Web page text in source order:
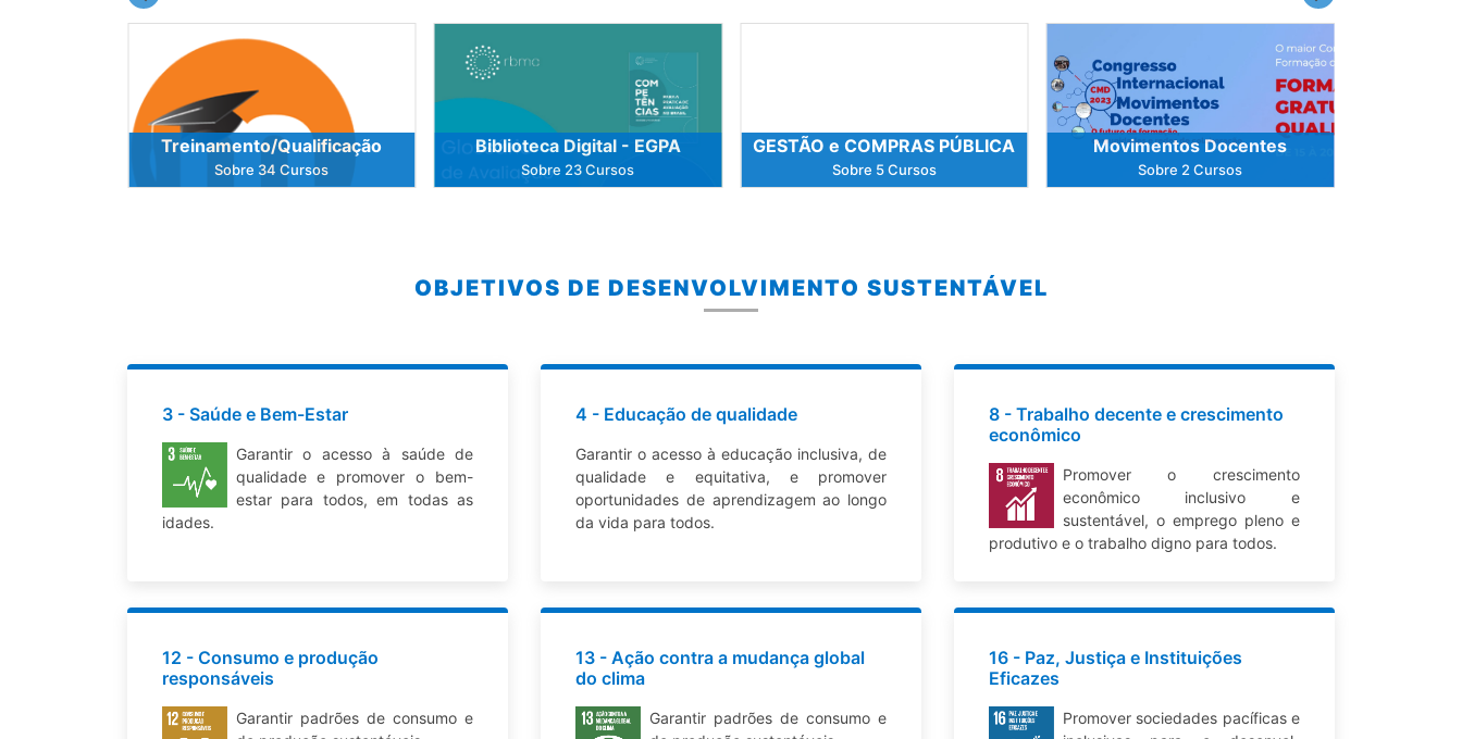
Treinamento/Qualificação
Sobre 34 Cursos
Biblioteca Digital - EGPA
Sobre 23 Cursos
GESTÃO e COMPRAS PÚBLICA
Sobre 5 Cursos
Movimentos Docentes
Sobre 2 Cursos
OBJETIVOS DE DESENVOLVIMENTO SUSTENTÁVEL
3 - Saúde e Bem-Estar
Garantir o acesso à saúde de
qualidade e promover o bem-
estar para todos, em todas as
idades.
4 - Educação de qualidade
Garantir o acesso à educação inclusiva, de
qualidade e equitativa, e promover
oportunidades de aprendizagem ao longo
da vida para todos.
8 - Trabalho decente e crescimento
econômico
Promover o crescimento
econômico inclusivo e
sustentável, o emprego pleno e
produtivo e o trabalho digno para todos.
12 - Consumo e produção
responsáveis
Garantir padrões de consumo e
13 - Ação contra a mudança global
do clima
Garantir padrões de consumo e
16 - Paz, Justiça e Instituições
Eficazes
Promover sociedades pacíficas e